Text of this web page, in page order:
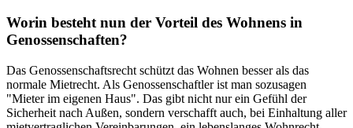
Worin besteht nun der Vorteil des Wohnens in
Genossenschaften?
Das Genossenschaftsrecht schützt das Wohnen besser als das
normale Mietrecht. Als Genossenschaftler ist man sozusagen
"Mieter im eigenen Haus". Das gibt nicht nur ein Gefühl der
Sicherheit nach Außen, sondern verschafft auch, bei Einhaltung aller